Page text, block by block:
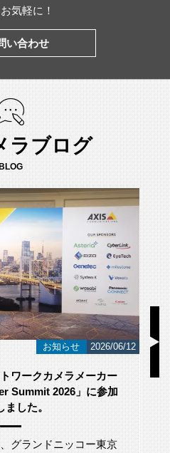
気軽に！
い合わせ
ラブログ
BLOG
お知らせ 2026/06/12
ワークカメラメーカー
Summit 2026」に参加
ました。
グランドニッコー東京